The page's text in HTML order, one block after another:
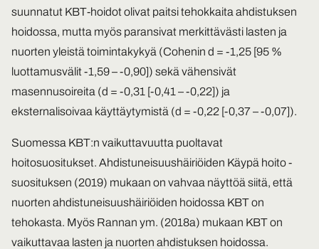
suunnatut KBT-hoidot olivat paitsi tehokkaita ahdistuksen
hoidossa, mutta myös paransivat merkittävästi lasten ja
nuorten yleistä toimintakykyä (Cohenin d = -1,25 [95 %
luottamusvälit -1,59 – -0,90]) sekä vähensivät
masennusoireita (d = -0,31 [-0,41 – -0,22]) ja
eksternalisoivaa käyttäytymistä (d = -0,22 [-0,37 – -0,07]).
Suomessa KBT:n vaikuttavuutta puoltavat
hoitosuositukset. Ahdistuneisuushäiriöiden Käypä hoito -
suosituksen (2019) mukaan on vahvaa näyttöä siitä, että
nuorten ahdistuneisuushäiriöiden hoidossa KBT on
tehokasta. Myös Rannan ym. (2018a) mukaan KBT on
vaikuttavaa lasten ja nuorten ahdistuksen hoidossa.